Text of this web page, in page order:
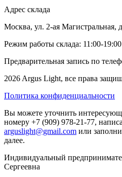
Адрес склада
Москва, ул. 2-ая Магистральная,
Режим работы склада: 11:00-19:00
Предварительная запись по
2026 Argus Light, все права
Политика конфиденциальности
Вы можете уточнить
номеру +7 (909) 978-21-77,
arguslight@gmail.com или
далее.
Индивидуальный
Сергеевна